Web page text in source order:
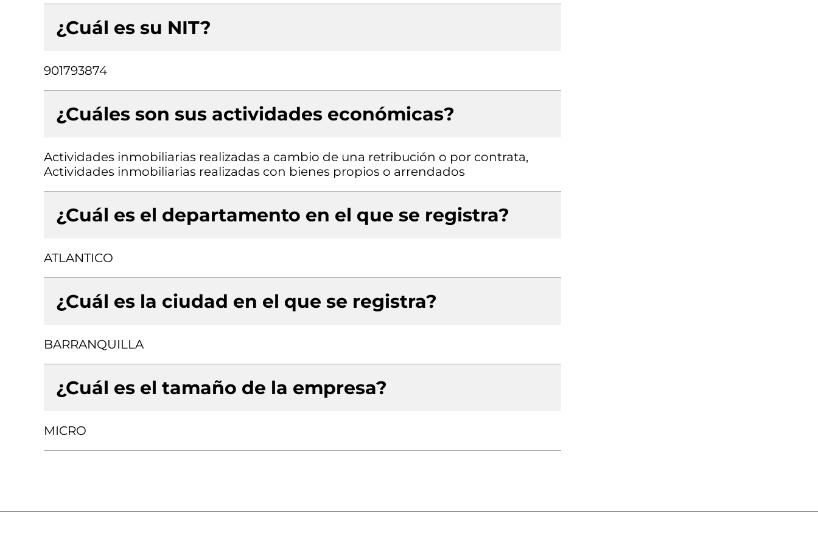
¿Cuál es su NIT?
901793874
¿Cuáles son sus actividades económicas?
Actividades inmobiliarias realizadas a cambio de una retribución o por contrata,
Actividades inmobiliarias realizadas con bienes propios o arrendados
¿Cuál es el departamento en el que se registra?
ATLANTICO
¿Cuál es la ciudad en el que se registra?
BARRANQUILLA
¿Cuál es el tamaño de la empresa?
MICRO